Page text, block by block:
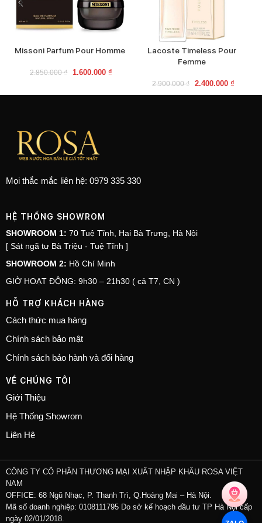
Missoni Parfum Pour Homme
2.850.000₫ 1.600.000₫
Lacoste Timeless Pour
Femme
2.900.000₫ 2.400.000₫
Mọi thắc mắc liên hệ: 0979 335 330
HỆ THỐNG SHOWROM
SHOWROOM 1: 70 Tuệ Tĩnh, Hai Bà Trưng, Hà Nội
[ Sát ngã tư Bà Triệu - Tuệ Tĩnh ]
SHOWROOM 2: Hồ Chí Minh
GIỜ HOẠT ĐỘNG: 9h30 – 21h30 ( cả T7, CN )
HỖ TRỢ KHÁCH HÀNG
Cách thức mua hàng
Chính sách bảo mật
Chính sách bảo hành và đổi hàng
VỀ CHÚNG TÔI
Giới Thiệu
Hệ Thống Showrom
Liên Hệ
CÔNG TY CỔ PHẦN THƯƠNG MẠI XUẤT NHẬP KHẨU ROSA VIỆT
NAM
OFFICE: 68 Ngũ Nhạc, P. Thanh Trì, Q.Hoàng Mai – Hà Nội.
Mã số doanh nghiệp: 0108111795 Do sở kế hoạch đầu tư TP Hà Nội cấp
ngày 02/01/2018.